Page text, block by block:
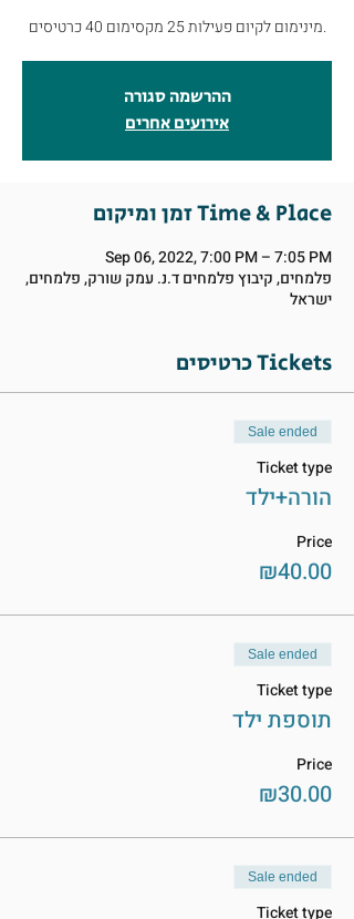
מינימום לקיום פעילות 25 מקסימום 40 כרטיסים.
ההרשמה סגורה
אירועים אחרים
זמן ומיקום Time & Place
Sep 06, 2022, 7:00 PM – 7:05 PM
פלמחים, קיבוץ פלמחים ד.נ. עמק שורק, פלמחים,
ישראל
כרטיסים Tickets
Sale ended
Ticket type
הורה+ילד
Price
₪40.00
Sale ended
Ticket type
תוספת ילד
Price
₪30.00
Sale ended
Ticket type